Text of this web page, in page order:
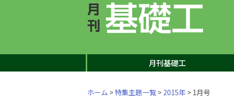
月刊基礎工
ホーム >特集主題一覧 > 2015年 > 1月号